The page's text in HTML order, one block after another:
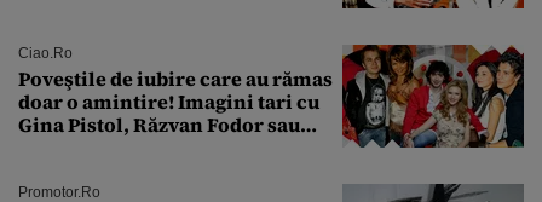
Ciao.ro
Poveştile de iubire care au rămas
doar o amintire! Imagini tari cu
Gina Pistol, Răzvan Fodor sau
Promotor.ro